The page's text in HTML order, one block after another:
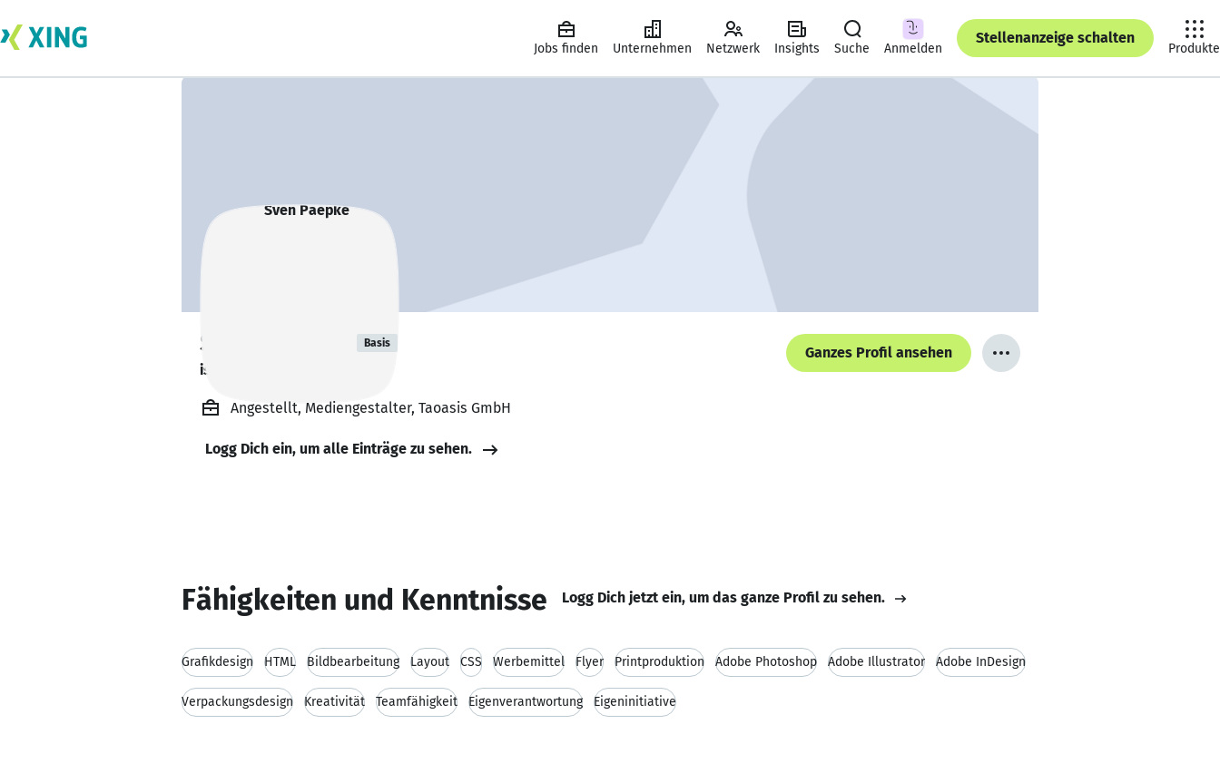
Jobs finden Unternehmen Netzwerk Insights Suche Anmelden
Stellenanzeige schalten
Produkte
Sven Paepke Basis
ist in Elternzeit. 👶
Ganzes Profil ansehen
Angestellt, Mediengestalter, Taoasis GmbH
Logg Dich ein, um alle Einträge zu sehen.
Fähigkeiten und Kenntnisse Logg Dich jetzt ein, um das ganze Profil zu sehen.
Grafikdesign HTML Bildbearbeitung Layout CSS Werbemittel Flyer Printproduktion Adobe Photoshop Adobe Illustrator Adobe InDesign
Verpackungsdesign Kreativität Teamfähigkeit Eigenverantwortung Eigeninitiative